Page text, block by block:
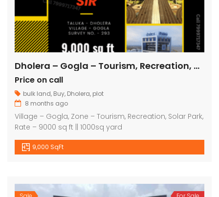
Dholera – Gogla – Tourism, Recreation, Solar Park – 9000 sq ft
Price on call
bulk land, Buy, Dholera, plot
8 months ago
Village – Gogla, Zone – Tourism, Recreation, Solar Park,
Rate – 9000 sq ft || 1000sq yard
9,000 SqFt